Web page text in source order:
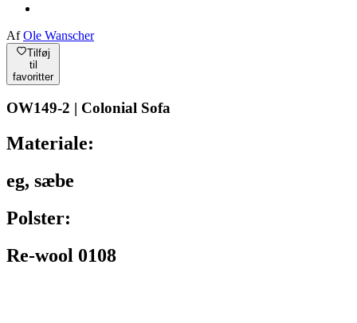
AfOle Wanscher
Tilføj
til
favoritter
OW149-2 | Colonial Sofa
Materiale:
eg, sæbe
Polster:
Re-wool 0108